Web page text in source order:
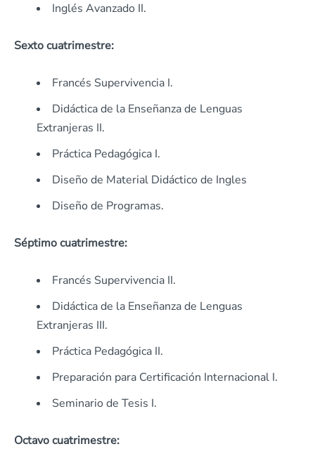
Inglés Avanzado II.
Sexto cuatrimestre:
Francés Supervivencia I.
Didáctica de la Enseñanza de Lenguas
Extranjeras II.
Práctica Pedagógica I.
Diseño de Material Didáctico de Ingles
Diseño de Programas.
Séptimo cuatrimestre:
Francés Supervivencia II.
Didáctica de la Enseñanza de Lenguas
Extranjeras III.
Práctica Pedagógica II.
Preparación para Certificación Internacional I.
Seminario de Tesis I.
Octavo cuatrimestre: